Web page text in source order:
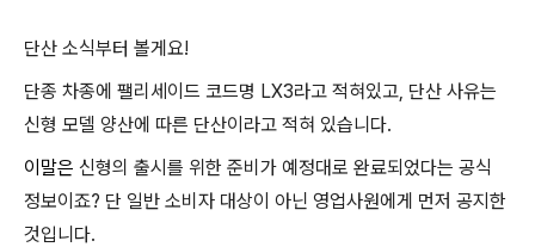
단산 소식부터 볼게요!
단종 차종에 팰리세이드 코드명 LX3라고 적혀있고, 단산 사유는
신형 모델 양산에 따른 단산이라고 적혀 있습니다.
이말은 신형의 출시를 위한 준비가 예정대로 완료되었다는 공식
정보이죠? 단 일반 소비자 대상이 아닌 영업사원에게 먼저 공지한
것입니다.